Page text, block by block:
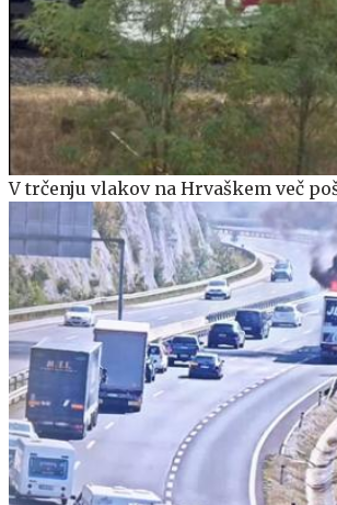
V trčenju vlakov na Hrvaškem več